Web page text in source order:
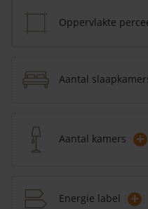
Oppervlakte
Aantal
Aantal kamers +
Energie label +